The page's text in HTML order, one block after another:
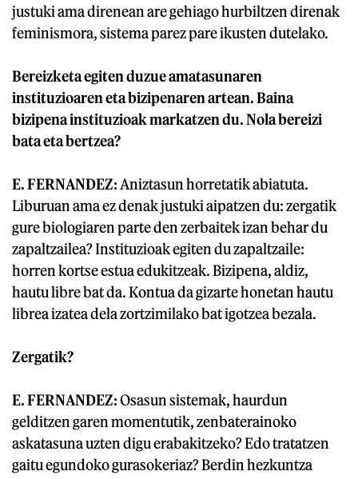
justuki ama direnean are gehiago hurbiltzen direnak
feminismora, sistema parez pare ikusten dutelako.
Bereizketa egiten duzue amatasunaren
instituzioaren eta bizipenaren artean. Baina
bizipena instituzioak markatzen du. Nola bereizi
bata eta bertzea?
E. FERNANDEZ: Aniztasun horretatik abiatuta.
Liburuan ama ez denak justuki aipatzen du: zergatik
gure biologiaren parte den zerbaitek izan behar du
zapaltzailea? Instituzioak egiten du zapaltzaile:
horren kortse estua edukitzeak. Bizipena, aldiz,
hautu libre bat da. Kontua da gizarte honetan hautu
librea izatea dela zortzimilako bat igotzea bezala.
Zergatik?
E. FERNANDEZ:Osasun sistemak, haurdun
gelditzen garen momentutik, zenbaterainoko
askatasuna uzten digu erabakitzeko? Edo tratatzen
gaitu egundoko gurasokeriaz? Berdin hezkuntza